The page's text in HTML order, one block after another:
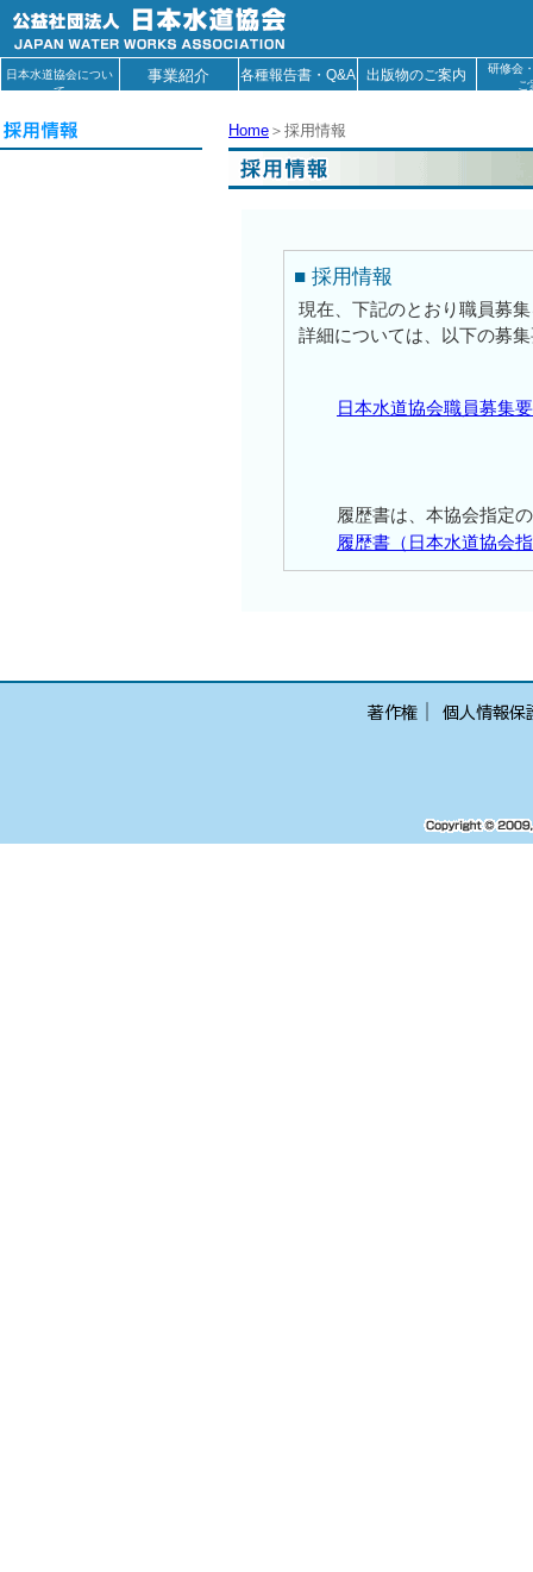
日本水道協会につい
て
事業紹介 各種報告書・Q&A 出版物のご案内
研修会
ご
Home ＞ 採用情報
■ 採用情報
現在、下記のとおり職員募
詳細については、以下の募
日本水道協会職員募集
履歴書は、本協会指定
履歴書（日本水道協会
著作権 │個人情報保